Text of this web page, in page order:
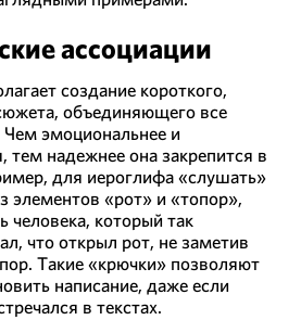
ассоциации
создание короткого,
объединяющего все
эмоциональнее и
тем надежнее она закрепится в
для иероглифа «слушать»
элементов «рот» и «топор»,
человека, который так
что открыл рот, не заметив
Такие «крючки» позволяют
написание, даже если
в текстах.